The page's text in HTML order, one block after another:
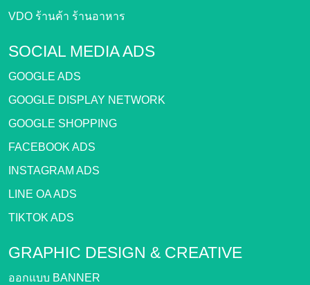
VDO ร้านค้า ร้านอาหาร
SOCIAL MEDIA ADS
GOOGLE ADS
GOOGLE DISPLAY NETWORK
GOOGLE SHOPPING
FACEBOOK ADS
INSTAGRAM ADS
LINE OA ADS
TIKTOK ADS
GRAPHIC DESIGN & CREATIVE
ออกแบบ BANNER